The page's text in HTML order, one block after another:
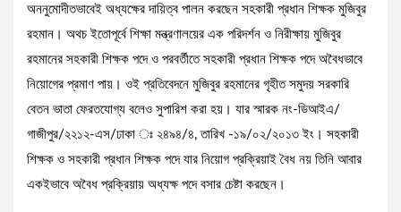
অননুমোদীতভাবেই অধ্যক্ষের দায়িত্ব পালন করছেন সহকারী প্রধান শিক্ষক মুজিবুর
রহমান। অথচ ইতোপূর্বে শিক্ষা মন্ত্রণালয়ের এক পরিদর্শন ও নিরীক্ষায় মুজিবুর
রহমানের সহকারী শিক্ষক পদে ও পরবর্তীতে সহকারী প্রধান শিক্ষক পদে অবৈধভাবে
নিয়োগের প্রমাণ পায়। ওই প্রতিবেদনে মুজিবুর রহমানের গৃহীত সমুদয় সরকারি
বেতন ভাতা ফেরতযোগ্য বলেও সুপারিশ করা হয়। যার স্মারক নং-ডিআইএ/
গাজীপুর/২২১২-এস/ঢাকা ঃ ২৪৯৪/৪, তারিখ -১৯/০২/২০১৩ ইং। সহকারী
শিক্ষক ও সহকারী প্রধান শিক্ষক পদে যার নিয়োগ প্রক্রিয়াই বৈধ নয় তিনি আবার
একইভাবে অবৈধ প্রক্রিয়ায় অধ্যক্ষ পদে বসার চেষ্টা করছেন।